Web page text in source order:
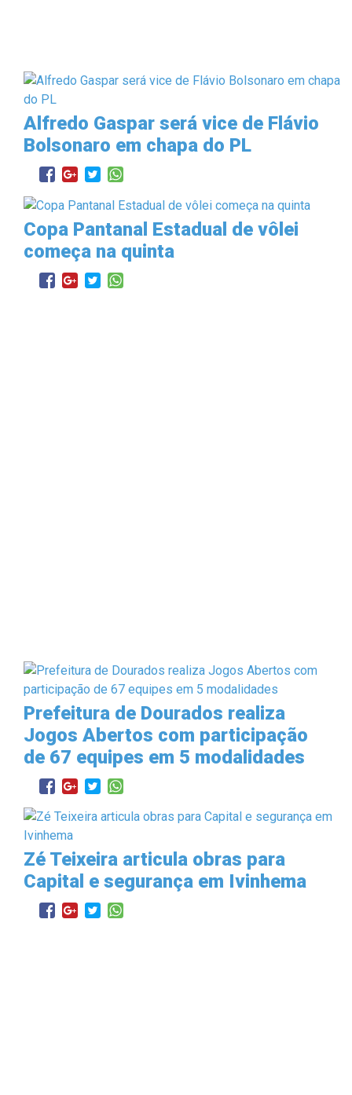
Alfredo Gaspar será vice de Flávio
Bolsonaro em chapa do PL
Copa Pantanal Estadual de vôlei
começa na quinta
Prefeitura de Dourados realiza
Jogos Abertos com participação
de 67 equipes em 5 modalidades
Zé Teixeira articula obras para
Capital e segurança em Ivinhema